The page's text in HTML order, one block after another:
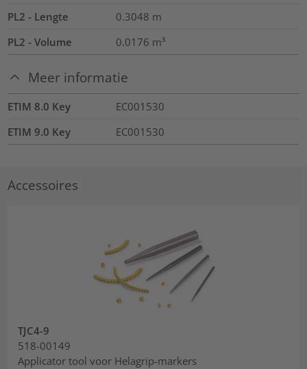
PL2 - Lengte
0.3048 m
PL2 - Volume
0.0176 m³
Meer informatie
ETIM 8.0 Key
EC001530
ETIM 9.0 Key
EC001530
Accessoires
TJC4-9
518-00149
Applicator tool voor Helagrip-markers